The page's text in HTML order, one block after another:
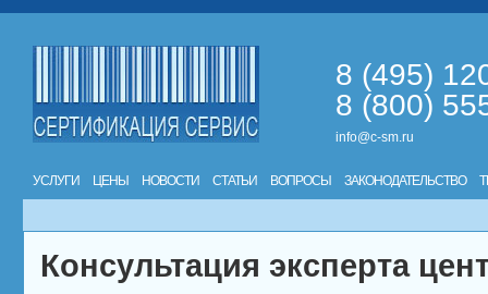
8 (495)
8 (800)
info@c-sm.ru
УСЛУГИ ЦЕНЫ НОВОСТИ СТАТЬИ ВОПРОСЫ ЗАКОНОДАТЕЛЬСТВО
Консультация эксперта